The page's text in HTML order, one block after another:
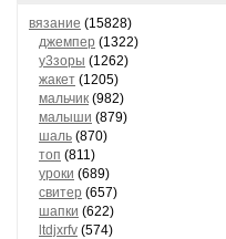
вязание (15828)
джемпер (1322)
у3зоры (1262)
жакет (1205)
мальчик (982)
малыши (879)
шаль (870)
топ (811)
уроки (689)
свитер (657)
шапки (622)
ltdjxrfv (574)